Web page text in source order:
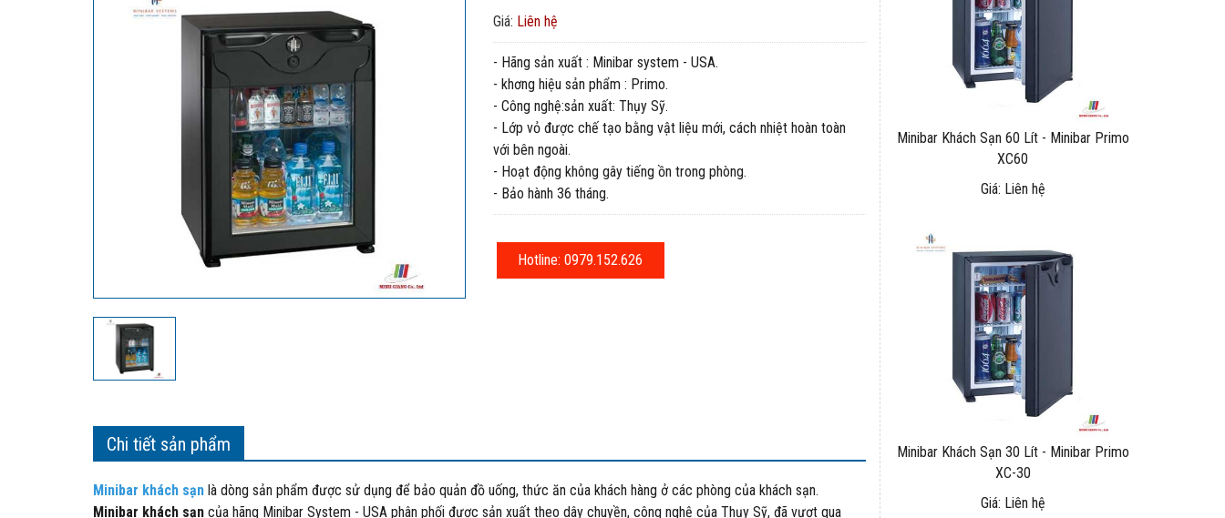
Giá: Liên hệ
- Hãng sản xuất : Minibar system - USA.
- khơng hiệu sản phẩm : Primo.
- Công nghệ:sản xuất: Thụy Sỹ.
- Lớp vỏ được chế tạo bằng vật liệu mới, cách nhiệt hoàn toàn
với bên ngoài.
- Hoạt động không gây tiếng ồn trong phòng.
- Bảo hành 36 tháng.
Hotline: 0979.152.626
Chi tiết sản phẩm
Minibar khách sạn là dòng sản phẩm được sử dụng để bảo quản đồ uống, thức ăn của khách hàng ở các phòng của khách sạn.
Minibar khách sạn của hãng Minibar System - USA phân phối được sản xuất theo dây chuyền, công nghệ của Thụy Sỹ, đã vượt qua
Minibar Khách Sạn 60 Lít - Minibar Primo
XC60
Giá: Liên hệ
Minibar Khách Sạn 30 Lít - Minibar Primo
XC-30
Giá: Liên hệ